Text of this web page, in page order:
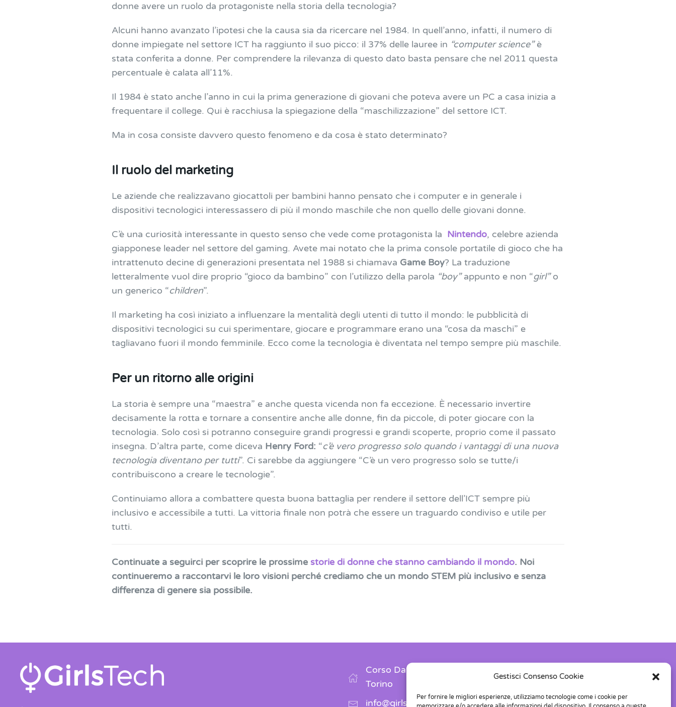
Gestisci Consenso Cookie
Per fornire le migliori esperienze, utilizziamo tecnologie come i cookie per
donne avere un ruolo da protagoniste nella storia della tecnologia?
Alcuni hanno avanzato l’ipotesi che la causa sia da ricercare nel 1984. In quell’anno, infatti, il numero di
donne impiegate nel settore ICT ha raggiunto il suo picco: il 37% delle lauree in “computer science”è
stata conferita a donne. Per comprendere la rilevanza di questo dato basta pensare che nel 2011 questa
percentuale è calata all’11%.
Il 1984 è stato anche l’anno in cui la prima generazione di giovani che poteva avere un PC a casa inizia a
frequentare il college. Qui è racchiusa la spiegazione della “maschilizzazione” del settore ICT.
Ma in cosa consiste davvero questo fenomeno e da cosa è stato determinato?
Il ruolo del marketing
Le aziende che realizzavano giocattoli per bambini hanno pensato che i computer e in generale i
dispositivi tecnologici interessassero di più il mondo maschile che non quello delle giovani donne.
C’è una curiosità interessante in questo senso che vede come protagonista la Nintendo, celebre azienda
giapponese leader nel settore del gaming. Avete mai notato che la prima console portatile di gioco che ha
intrattenuto decine di generazioni presentata nel 1988 si chiamava Game Boy? La traduzione
letteralmente vuol dire proprio “gioco da bambino” con l’utilizzo della parola “boy”appunto e non “girl”o
un generico “children”.
Il marketing ha così iniziato a influenzare la mentalità degli utenti di tutto il mondo: le pubblicità di
dispositivi tecnologici su cui sperimentare, giocare e programmare erano una “cosa da maschi” e
tagliavano fuori il mondo femminile. Ecco come la tecnologia è diventata nel tempo sempre più maschile.
Per un ritorno alle origini
La storia è sempre una “maestra” e anche questa vicenda non fa eccezione. È necessario invertire
decisamente la rotta e tornare a consentire anche alle donne, fin da piccole, di poter giocare con la
tecnologia. Solo così si potranno conseguire grandi progressi e grandi scoperte, proprio come il passato
insegna. D’altra parte, come diceva Henry Ford: “c’è vero progresso solo quando i vantaggi di una nuova
tecnologia diventano per tutti”. Ci sarebbe da aggiungere “C’è un vero progresso solo se tutte/i
contribuiscono a creare le tecnologie”.
Continuiamo allora a combattere questa buona battaglia per rendere il settore dell’ICT sempre più
inclusivo e accessibile a tutti. La vittoria finale non potrà che essere un traguardo condiviso e utile per
tutti.
Continuate a seguirci per scoprire le prossime storie di donne che stanno cambiando il mondo. Noi
continueremo a raccontarvi le loro visioni perché crediamo che un mondo STEM più inclusivo e senza
differenza di genere sia possibile.
Corso Dante 118, 10126,
Torino
info@girlstech.it